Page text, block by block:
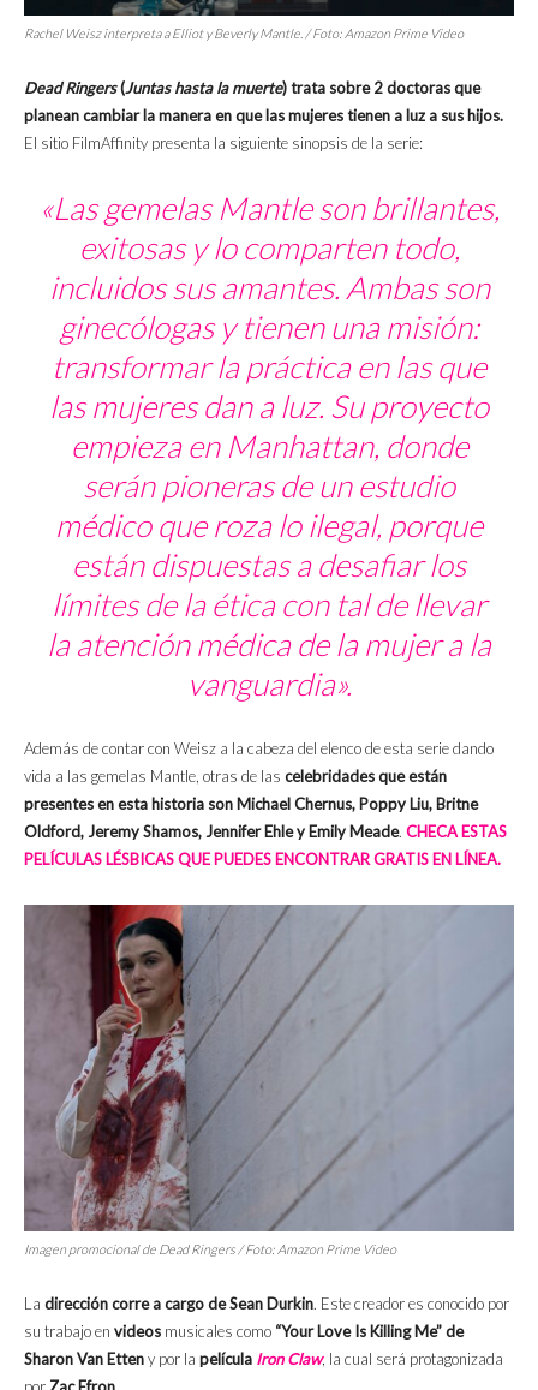
Rachel Weisz interpreta a Elliot y Beverly Mantle. / Foto: Amazon Prime Video
Dead Ringers(Juntas hasta la muerte) trata sobre 2 doctoras que
planean cambiar la manera en que las mujeres tienen a luz a sus hijos.
El sitio FilmAffinity presenta la siguiente sinopsis de la serie:
«Las gemelas Mantle son brillantes,
exitosas y lo comparten todo,
incluidos sus amantes. Ambas son
ginecólogas y tienen una misión:
transformar la práctica en las que
las mujeres dan a luz. Su proyecto
empieza en Manhattan, donde
serán pioneras de un estudio
médico que roza lo ilegal, porque
están dispuestas a desafiar los
límites de la ética con tal de llevar
la atención médica de la mujer a la
vanguardia».
Además de contar con Weisz a la cabeza del elenco de esta serie dando
vida a las gemelas Mantle, otras de las celebridades que están
presentes en esta historia son Michael Chernus, Poppy Liu, Britne
Oldford, Jeremy Shamos, Jennifer Ehle y Emily Meade. CHECA ESTAS
PELÍCULAS LÉSBICAS QUE PUEDES ENCONTRAR GRATIS EN LÍNEA.
Imagen promocional de Dead Ringers / Foto: Amazon Prime Video
La dirección corre a cargo de Sean Durkin. Este creador es conocido por
su trabajo en videos musicales como “Your Love Is Killing Me” de
Sharon Van Etteny por la película Iron Claw, la cual será protagonizada